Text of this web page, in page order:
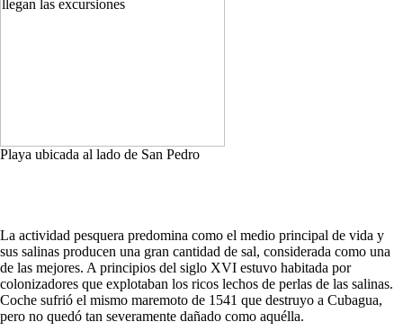
Playa ubicada al lado de San Pedro
La actividad pesquera predomina como el medio principal de vida y
sus salinas producen una gran cantidad de sal, considerada como una
de las mejores. A principios del siglo XVI estuvo habitada por
colonizadores que explotaban los ricos lechos de perlas de las salinas.
Coche sufrió el mismo maremoto de 1541 que destruyo a Cubagua,
pero no quedó tan severamente dañado como aquélla.